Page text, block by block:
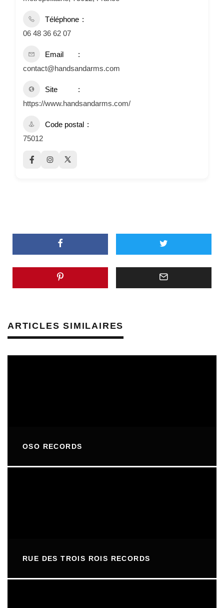
Téléphone
06 48 36 62 07
Email
contact@handsandarms.com
Site
https://www.handsandarms.com/
Code postal
75012
ARTICLES SIMILAIRES
OSO RECORDS
RUE DES TROIS ROIS RECORDS